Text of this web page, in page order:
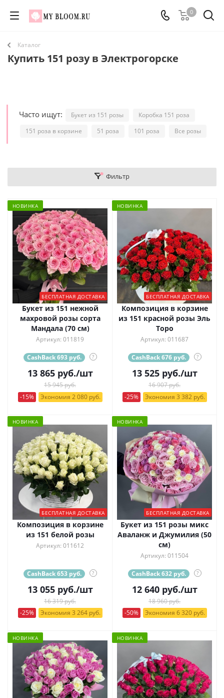
0
Каталог
Купить 151 розу в Электрогорске
Часто ищут: Букет из 151 розы
Коробка 151 роза
151 роза в корзине
51 роза 101 роза Все розы
Фильтр
НОВИНКА
БЕСПЛАТНАЯ ДОСТАВКА
Букет из 151 нежной
махровой розы сорта
Мандала (70 см)
Артикул: 011819
CashBack 693 руб. ?
13 865руб./шт
15 945 руб.
-15%
Экономия 2 080 руб.
НОВИНКА
БЕСПЛАТНАЯ ДОСТАВКА
Композиция в корзине
из 151 красной розы Эль
Торо
Артикул: 011687
CashBack 676 руб. ?
13 525руб./шт
16 907 руб.
-25%
Экономия 3 382 руб.
НОВИНКА
БЕСПЛАТНАЯ ДОСТАВКА
Композиция в корзине
из 151 белой розы
Артикул: 011612
CashBack 653 руб. ?
13 055руб./шт
16 319 руб.
-25%
Экономия 3 264 руб.
НОВИНКА
БЕСПЛАТНАЯ ДОСТАВКА
Букет из 151 розы микс
Аваланж и Джумилия (50
см)
Артикул: 011504
CashBack 632 руб. ?
12 640руб./шт
18 960 руб.
-50%
Экономия 6 320 руб.
НОВИНКА НОВИНКА